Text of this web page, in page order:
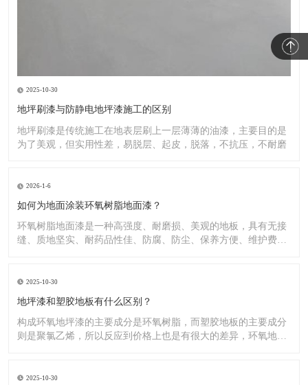
2025-10-30
地坪刷漆与防静电地坪漆施工的区别
地坪刷漆是传统施工在地表层刷上一层薄薄的油漆，主要目的是
为了美观，但实用性差，易脱层、起皮，脱落，不抗压，不耐磨
2026-1-6
如何为地面涂装环氧树脂地面漆？
环氧树脂地面漆是一种高强度、耐磨损、美观的地板，具有无接
缝、质地坚实、耐药品性佳、防腐、防尘、保养方便、维护费用
2025-10-30
地坪漆和塑胶地板有什么区别？
构成环氧地坪漆的主要成分是环氧树脂，而塑胶地板的主要成分
则是聚氯乙烯，所以反应到价格上也是有很大的差异，环氧地坪
2025-10-30